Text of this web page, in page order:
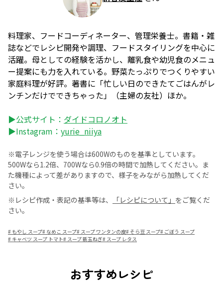
料理家、フードコーディネーター、管理栄養士。書籍・雑
誌などでレシピ開発や調理、フードスタイリングを中心に
活躍。母としての経験を活かし、離乳食や幼児食のメニュ
ー提案にも力を入れている。野菜たっぷりでつくりやすい
家庭料理が好評。著書に「忙しい日のできたてごはんがレ
ンチンだけでできちゃった」（主婦の友社）ほか。
▶公式サイト： ダイドコロノオト
▶Instagram： yurie_niiya
※電子レンジを使う場合は600Wのものを基準としています。
500Wなら1.2倍、700Wなら0.9倍の時間で加熱してください。ま
た機種によって差がありますので、様子をみながら加熱してくだ
さい。
※レシピ作成・表記の基準等は、
「レシピについて」 をご覧くだ
さい。
# もやし スープ# なめこ スープ# スープ ワンタンの皮#そら豆 スープ# ごぼう スープ
# キャベツ スープ トマト# スープ 新玉ねぎ# スープ レタス
おすすめレシピ